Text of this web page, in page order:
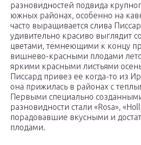
разновидностей подвида
южных районах, особенно на
часто выращивается слива
удивительно красиво выглядит
цветами, темнеющими к концу
вишнево-красными плодами
яркими красными листьями
Писсард привез ее когда-то из
она прижилась в районах с
Первыми специально
разновидности стали «Rosa»,
порадовавшие вкусными и
плодами.